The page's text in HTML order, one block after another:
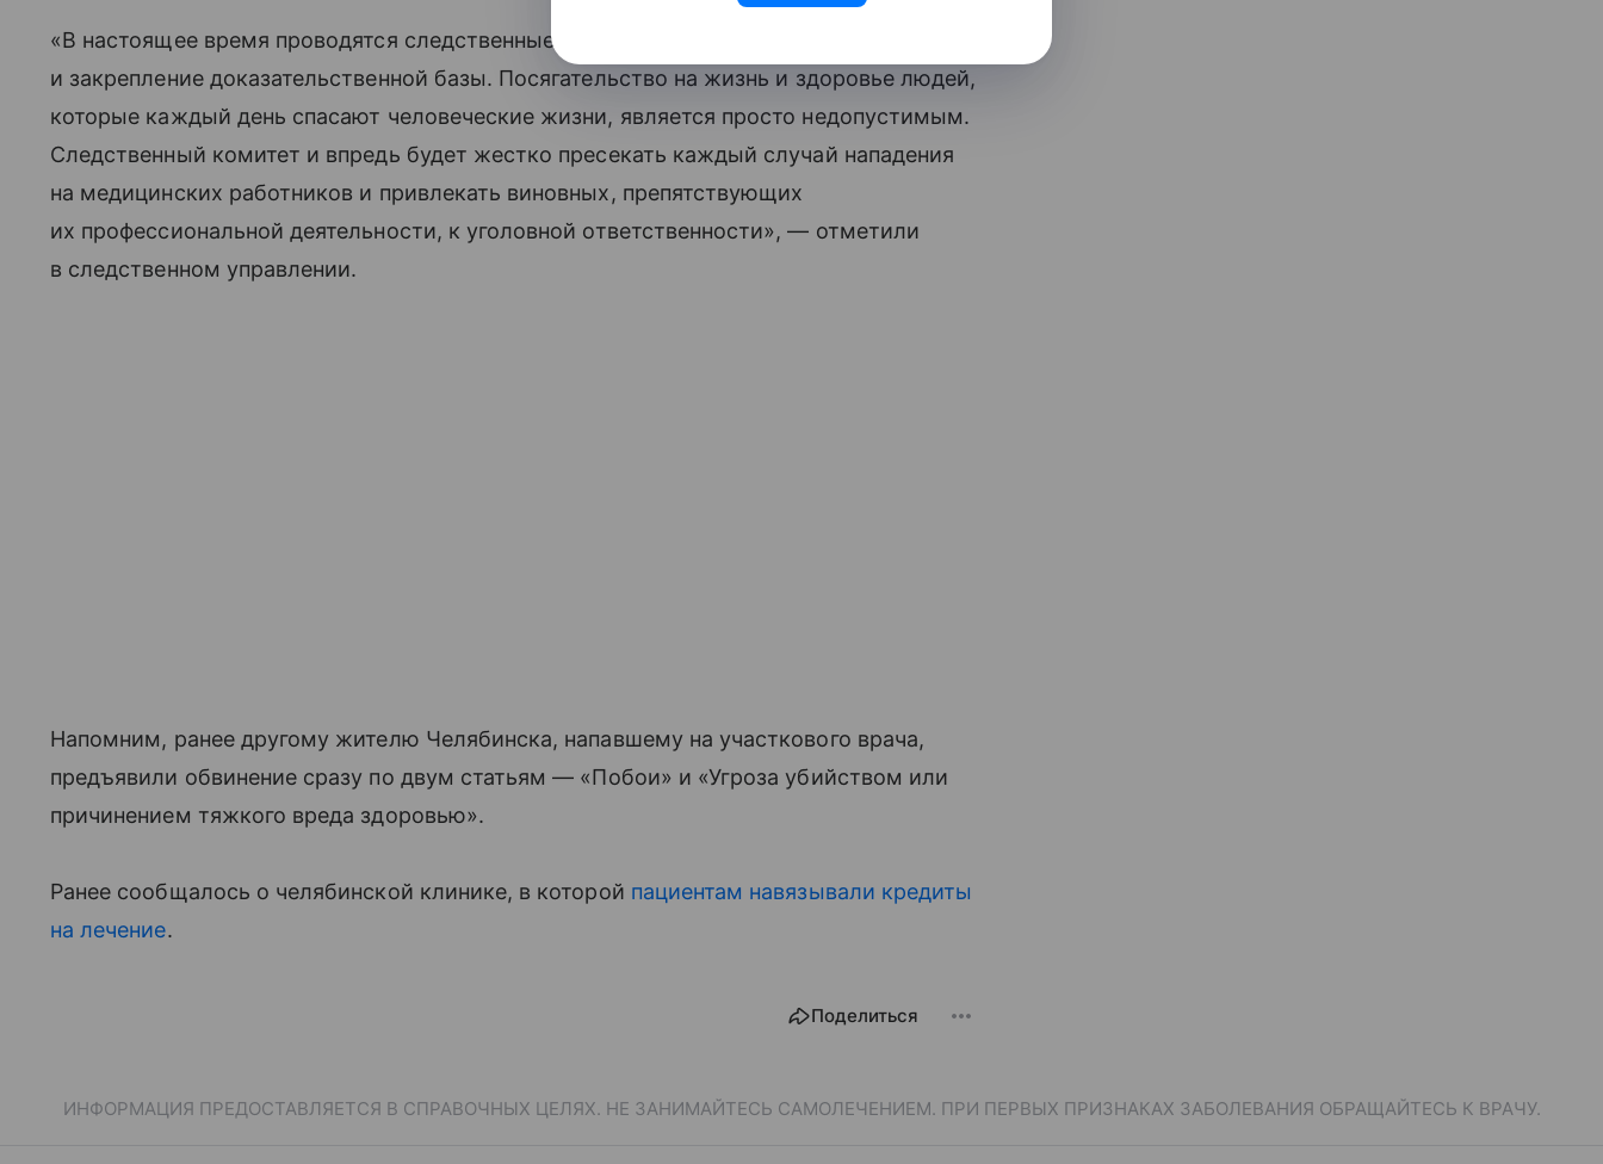
«В настоящее время проводятся следственные действия, направленные на сбор
и закрепление доказательственной базы. Посягательство на жизнь и здоровье людей,
которые каждый день спасают человеческие жизни, является просто недопустимым.
Следственный комитет и впредь будет жестко пресекать каждый случай нападения
на медицинских работников и привлекать виновных, препятствующих
их профессиональной деятельности, к уголовной ответственности», — отметили
в следственном управлении.
Напомним, ранее другому жителю Челябинска, напавшему на участкового врача,
предъявили обвинение сразу по двум статьям — «Побои» и «Угроза убийством или
причинением тяжкого вреда здоровью».
Ранее сообщалось о челябинской клинике, в которой пациентам навязывали кредиты
на лечение.
Поделиться
ИНФОРМАЦИЯ ПРЕДОСТАВЛЯЕТСЯ В СПРАВОЧНЫХ ЦЕЛЯХ. НЕ ЗАНИМАЙТЕСЬ САМОЛЕЧЕНИЕМ. ПРИ ПЕРВЫХ ПРИЗНАКАХ ЗАБОЛЕВАНИЯ ОБРАЩАЙТЕСЬ К ВРАЧУ.